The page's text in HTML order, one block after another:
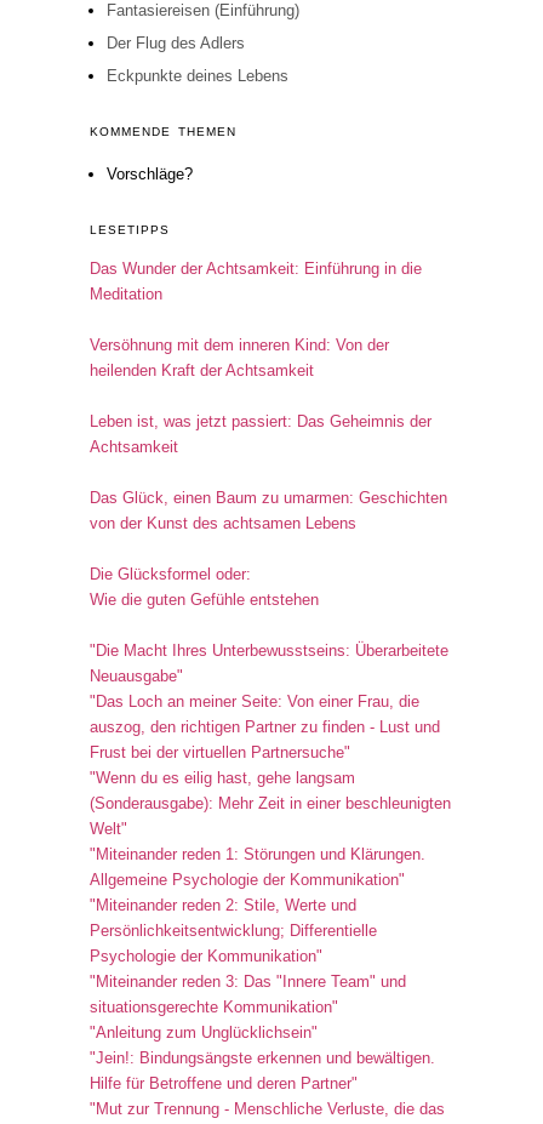
Fantasiereisen (Einführung)
Der Flug des Adlers
Eckpunkte deines Lebens
KOMMENDE THEMEN
Vorschläge?
LESETIPPS
Das Wunder der Achtsamkeit: Einführung in die
Meditation
Versöhnung mit dem inneren Kind: Von der
heilenden Kraft der Achtsamkeit
Leben ist, was jetzt passiert: Das Geheimnis der
Achtsamkeit
Das Glück, einen Baum zu umarmen: Geschichten
von der Kunst des achtsamen Lebens
Die Glücksformel oder:
Wie die guten Gefühle entstehen
"Die Macht Ihres Unterbewusstseins: Überarbeitete
Neuausgabe"
"Das Loch an meiner Seite: Von einer Frau, die
auszog, den richtigen Partner zu finden - Lust und
Frust bei der virtuellen Partnersuche"
"Wenn du es eilig hast, gehe langsam
(Sonderausgabe): Mehr Zeit in einer beschleunigten
Welt"
"Miteinander reden 1: Störungen und Klärungen.
Allgemeine Psychologie der Kommunikation"
"Miteinander reden 2: Stile, Werte und
Persönlichkeitsentwicklung; Differentielle
Psychologie der Kommunikation"
"Miteinander reden 3: Das "Innere Team" und
situationsgerechte Kommunikation"
"Anleitung zum Unglücklichsein"
"Jein!: Bindungsängste erkennen und bewältigen.
Hilfe für Betroffene und deren Partner"
"Mut zur Trennung - Menschliche Verluste, die das